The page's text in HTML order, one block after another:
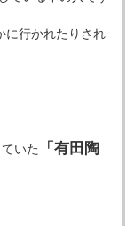
に行かれたりされ
いた
「有田陶